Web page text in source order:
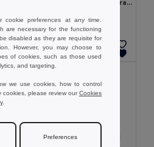
USB paměť s 8GB v PU a s karabinkou
Přidat do košíku
cookie preferences at any time.
are necessary for the functioning
disabled as they are requisite for
However, you may choose to
of cookies, such as those used
and targeting.
we use cookies, how to control
cookies, please review ourCookies
.
Preferences